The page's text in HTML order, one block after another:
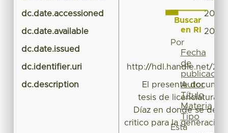
dc.date.accessioned 2019-
dc.date.available
dc.date.issued
dc.identifier.uri http://hdl.handle.net/
dc.description
El presente
tesis de licenciatura
Díaz en donde se
critico para la
Buscar
en RI
Por
Fecha
de
publicación
Autor
Título
Materia
Tipo
Esta